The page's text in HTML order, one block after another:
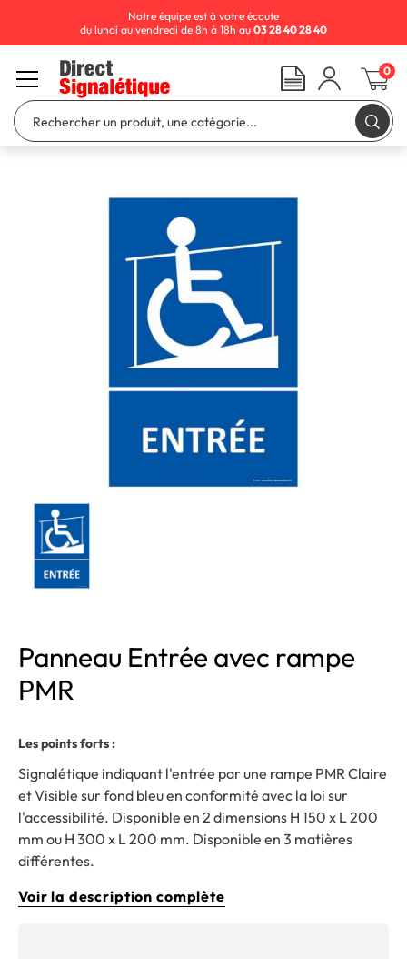
Panneau Entrée avec rampe
PMR
Les points forts :
Signalétique indiquant l'entrée par une rampe PMR Claire
et Visible sur fond bleu en conformité avec la loi sur
l'accessibilité. Disponible en 2 dimensions H 150 x L 200
mm ou H 300 x L 200 mm. Disponible en 3 matières
différentes.
Voir la description complète
Notre équipe est à votre écoute
du lundi au vendredi de 8h à 18h au 03 28 40 28 40
0